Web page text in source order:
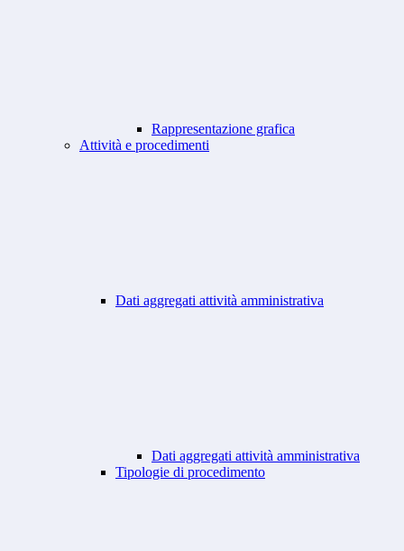
Rappresentazione grafica
Attività e procedimenti
Dati aggregati attività amministrativa
Dati aggregati attività amministrativa
Tipologie di procedimento